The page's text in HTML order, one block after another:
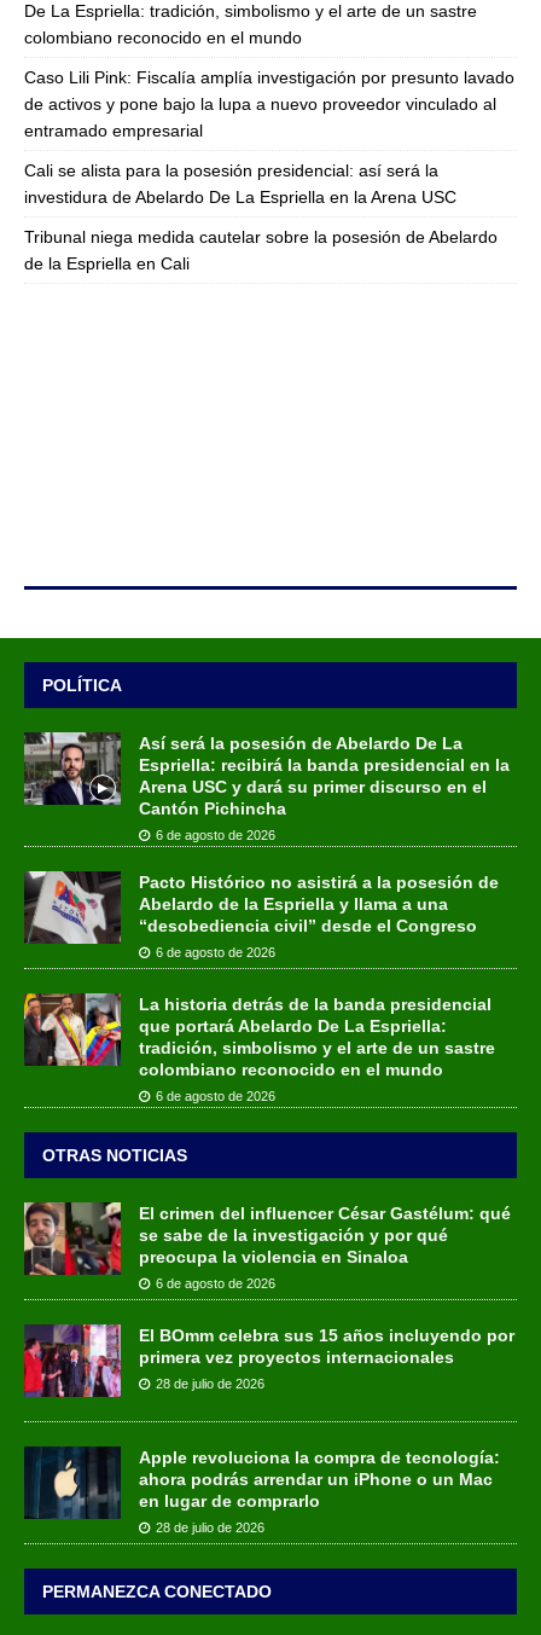
De La Espriella: tradición, simbolismo y el arte de un sastre
colombiano reconocido en el mundo
Caso Lili Pink: Fiscalía amplía investigación por presunto lavado
de activos y pone bajo la lupa a nuevo proveedor vinculado al
entramado empresarial
Cali se alista para la posesión presidencial: así será la
investidura de Abelardo De La Espriella en la Arena USC
Tribunal niega medida cautelar sobre la posesión de Abelardo
de la Espriella en Cali
POLÍTICA
Así será la posesión de Abelardo De La
Espriella: recibirá la banda presidencial en la
Arena USC y dará su primer discurso en el
Cantón Pichincha
6 de agosto de 2026
Pacto Histórico no asistirá a la posesión de
Abelardo de la Espriella y llama a una
“desobediencia civil” desde el Congreso
6 de agosto de 2026
La historia detrás de la banda presidencial
que portará Abelardo De La Espriella:
tradición, simbolismo y el arte de un sastre
colombiano reconocido en el mundo
6 de agosto de 2026
OTRAS NOTICIAS
El crimen del influencer César Gastélum: qué
se sabe de la investigación y por qué
preocupa la violencia en Sinaloa
6 de agosto de 2026
El BOmm celebra sus 15 años incluyendo por
primera vez proyectos internacionales
28 de julio de 2026
Apple revoluciona la compra de tecnología:
ahora podrás arrendar un iPhone o un Mac
en lugar de comprarlo
28 de julio de 2026
PERMANEZCA CONECTADO